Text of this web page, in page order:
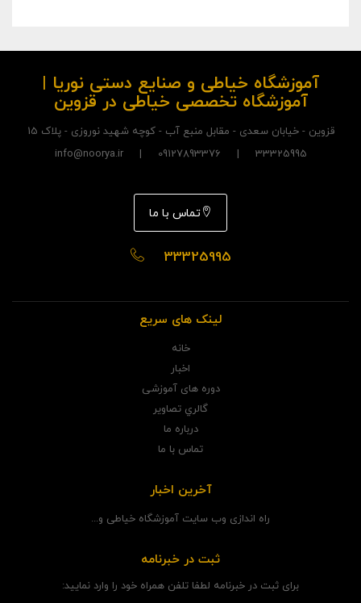
آموزشگاه خیاطی و صنایع دستی نوریا |
آموزشگاه تخصصی خیاطی در قزوین
قزوین - خیابان سعدی - مقابل منبع آب - کوچه شهید نوروزی - پلاک 15
33325995 | 09127893376 | info@noorya.ir
تماس با ما
33325995
لینک های سریع
خانه
اخبار
دوره های آموزشی
گالري تصاوير
درباره ما
تماس با ما
آخرین اخبار
راه اندازی وب سایت آموزشگاه خیاطی و...
ثبت در خبرنامه
برای ثبت در خبرنامه لطفا تلفن همراه خود را وارد نمایید: